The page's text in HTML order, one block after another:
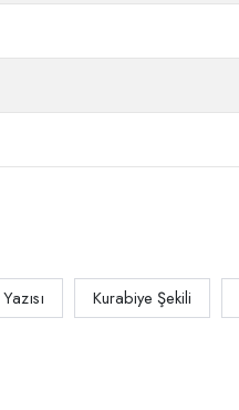
Kurabiye Şekili